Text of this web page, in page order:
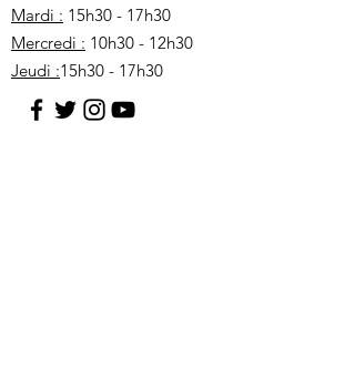
Mardi : 15h30 - 17h30
Mercredi : 10h30 - 12h30
Jeudi :15h30 - 17h30